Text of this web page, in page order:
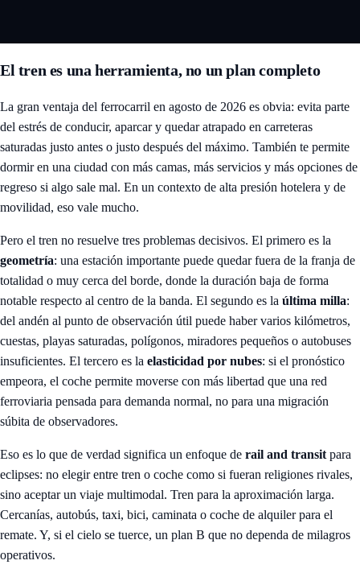
El tren es una herramienta, no un plan completo
La gran ventaja del ferrocarril en agosto de 2026 es obvia: evita parte
del estrés de conducir, aparcar y quedar atrapado en carreteras
saturadas justo antes o justo después del máximo. También te permite
dormir en una ciudad con más camas, más servicios y más opciones de
regreso si algo sale mal. En un contexto de alta presión hotelera y de
movilidad, eso vale mucho.
Pero el tren no resuelve tres problemas decisivos. El primero es la
geometría: una estación importante puede quedar fuera de la franja de
totalidad o muy cerca del borde, donde la duración baja de forma
notable respecto al centro de la banda. El segundo es la última milla:
del andén al punto de observación útil puede haber varios kilómetros,
cuestas, playas saturadas, polígonos, miradores pequeños o autobuses
insuficientes. El tercero es la elasticidad por nubes: si el pronóstico
empeora, el coche permite moverse con más libertad que una red
ferroviaria pensada para demanda normal, no para una migración
súbita de observadores.
Eso es lo que de verdad significa un enfoque de rail and transit para
eclipses: no elegir entre tren o coche como si fueran religiones rivales,
sino aceptar un viaje multimodal. Tren para la aproximación larga.
Cercanías, autobús, taxi, bici, caminata o coche de alquiler para el
remate. Y, si el cielo se tuerce, un plan B que no dependa de milagros
operativos.